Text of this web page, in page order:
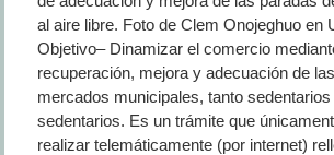
al aire libre. Foto de Clem Onojeghuo en
Objetivo– Dinamizar el comercio
recuperación, mejora y adecuación de
mercados municipales, tanto
sedentarios. Es un trámite que
realizar telemáticamente (por internet)